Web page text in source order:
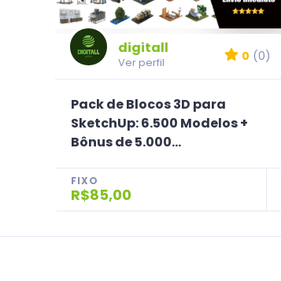
digitall
Ver perfil 0 (0)
Pack de Blocos 3D para
SketchUp: 6.500 Modelos +
Bônus de 5.000...
FIXO
R$85,00